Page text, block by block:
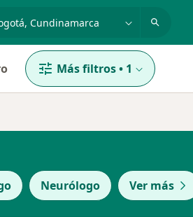
ej. Bogotá
Más filtros• 1
Neurólogo Ver más